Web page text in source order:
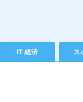
IT 経済 ス